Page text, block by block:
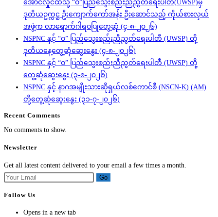
အောင်လှိုင်ထံသို့ “ဝ”ပြည်သွေးစည်းညီညွတ်ရေးပါတီ(UWSP)မှ
ဒုတိယဥက္ကဋ္ဌ ဦးကျောက်ကော်အန်း ဦးဆောင်သည့် ကိုယ်စားလှယ်
အဖွဲ့က လာရောက်ဂါရဝပြုတွေ့ဆုံ (၄-၈-၂၀၂၆)
NSPNC နှင့် “ဝ” ပြည်သွေးစည်းညီညွတ်ရေးပါတီ (UWSP) တို့
ဒုတိယနေ့တွေ့ဆုံဆွေးနွေး (၄-၈-၂၀၂၆)
NSPNC နှင့် “ဝ” ပြည်သွေးစည်းညီညွတ်ရေးပါတီ (UWSP) တို့
တွေ့ဆုံဆွေးနွေး (၃-၈-၂၀၂၆)
NSPNC နှင့် နာဂအမျိုးသားဆိုရှယ်လစ်ကောင်စီ (NSCN-K) (AM)
တို့တွေ့ဆုံဆွေးနွေး (၃၁-၇-၂၀၂၆)
Recent Comments
No comments to show.
Newsletter
Get all latest content delivered to your email a few times a month.
Go
Follow Us
Opens in a new tab